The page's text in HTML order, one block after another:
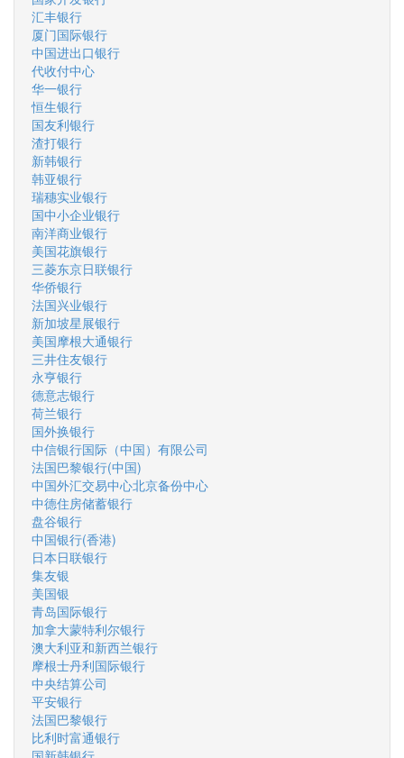
汇丰银行
厦门国际银行
中国进出口银行
代收付中心
华一银行
恒生银行
国友利银行
渣打银行
新韩银行
韩亚银行
瑞穗实业银行
国中小企业银行
南洋商业银行
美国花旗银行
三菱东京日联银行
华侨银行
法国兴业银行
新加坡星展银行
美国摩根大通银行
三井住友银行
永亨银行
德意志银行
荷兰银行
国外换银行
中信银行国际（中国）有限公司
法国巴黎银行(中国)
中国外汇交易中心北京备份中心
中德住房储蓄银行
盘谷银行
中国银行(香港)
日本日联银行
集友银
美国银
青岛国际银行
加拿大蒙特利尔银行
澳大利亚和新西兰银行
摩根士丹利国际银行
中央结算公司
平安银行
法国巴黎银行
比利时富通银行